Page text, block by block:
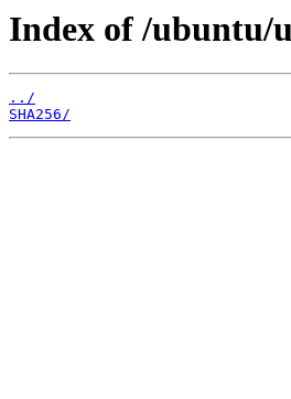
Index of /ubuntu/
../
SHA256/